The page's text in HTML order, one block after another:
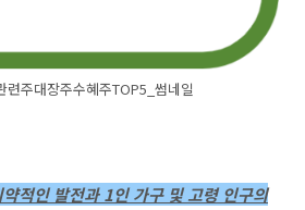
련주대장주수혜주TOP5_썸네일
적인 발전과 1인 가구 및 고령 인구의